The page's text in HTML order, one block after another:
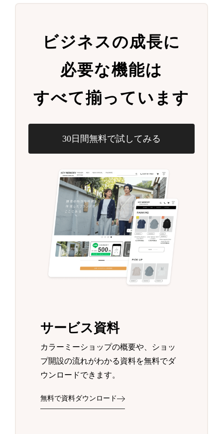
ビジネスの成長に
必要な機能は
すべて揃っています
30日間無料で試してみる
サービス資料
カラーミーショップの概要や、ショッ
プ開設の流れがわかる資料を無料でダ
ウンロードできます。
無料で資料ダウンロード